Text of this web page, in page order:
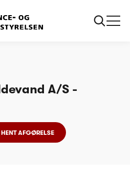
A/S -
HENT AFGØRELSE